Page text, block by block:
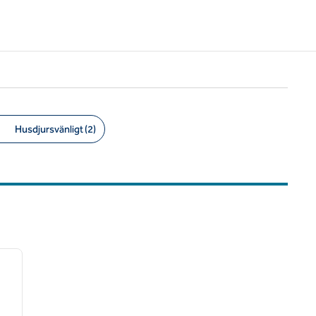
Husdjursvänligt (2)
nästa bild